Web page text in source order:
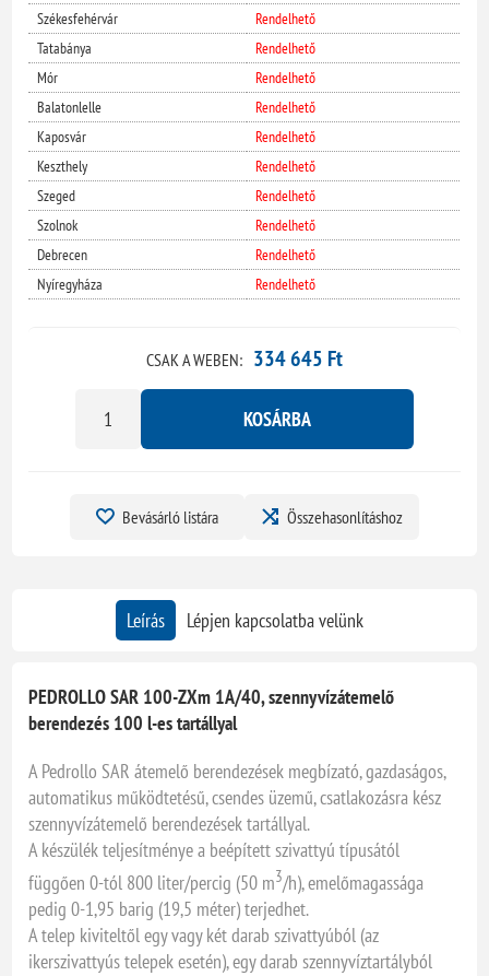
Székesfehérvár
Rendelhető
Tatabánya
Rendelhető
Mór
Rendelhető
Balatonlelle
Rendelhető
Kaposvár
Rendelhető
Keszthely
Rendelhető
Szeged
Rendelhető
Szolnok
Rendelhető
Debrecen
Rendelhető
Nyíregyháza
Rendelhető
CSAK A WEBEN: 334 645 Ft
KOSÁRBA
Bevásárló listára Összehasonlításhoz
Leírás Lépjen kapcsolatba velünk
PEDROLLO SAR 100-ZXm 1A/40, szennyvízátemelő
berendezés 100 l-es tartállyal
A Pedrollo SAR átemelő berendezések megbízató, gazdaságos,
automatikus működtetésű, csendes üzemű, csatlakozásra kész
szennyvízátemelő berendezések tartállyal.
A készülék teljesítménye a beépített szivattyú típusától
függően 0-tól 800 liter/percig (50 m3/h), emelőmagassága
pedig 0-1,95 barig (19,5 méter) terjedhet.
A telep kiviteltől egy vagy két darab szivattyúból (az
ikerszivattyús telepek esetén), egy darab szennyvíztartályból